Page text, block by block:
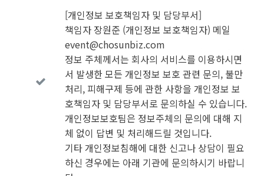
[개인정보 보호책임자 및 담당부서]
책임자 장원준 (개인정보 보호책임자) 메일
event@chosunbiz.com
정보 주체께서는 회사의 서비스를 이용하시면
서 발생한 모든 개인정보 보호 관련 문의, 불만
처리, 피해구제 등에 관한 사항을 개인정보 보
호책임자 및 담당부서로 문의하실 수 있습니다.
개인정보보호팀은 정보주체의 문의에 대해 지
체 없이 답변 및 처리해드릴 것입니다.
기타 개인정보침해에 대한 신고나 상담이 필요
하신 경우에는 아래 기관에 문의하시기 바랍니